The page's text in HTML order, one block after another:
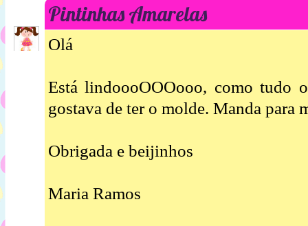
Pintinhas Amarelas
Olá
Está lindoooOOOooo, como tudo
gostava de ter o molde. Manda para
Obrigada e beijinhos
Maria Ramos